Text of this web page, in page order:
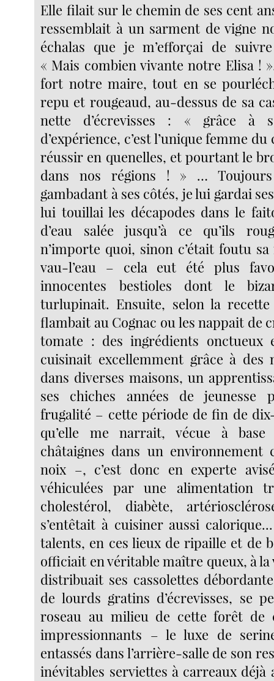
Elle filait sur le chemin de ses cent
ressemblait à un sarment de vigne
échalas que je m’efforçai de
« Mais combien vivante notre Elisa !
fort notre maire, tout en se
repu et rougeaud, au-dessus de sa
nette d’écrevisses : « grâce à
d’expérience, c’est l’unique femme
réussir en quenelles, et pourtant le
dans nos régions ! » …
gambadant à ses côtés, je lui gardai
lui touillai les décapodes dans le
d’eau salée jusqu’à ce qu’ils
n’importe quoi, sinon c’était foutu
vau-l’eau – cela eut été plus
innocentes bestioles dont le
turlupinait. Ensuite, selon la
flambait au Cognac ou les nappait de
tomate : des ingrédients onctueux
cuisinait excellemment grâce à des
dans diverses maisons, un
ses chiches années de jeunesse
frugalité – cette période de fin de
qu’elle me narrait, vécue à
châtaignes dans un environnement
noix –, c’est donc en experte
véhiculées par une alimentation
cholestérol, diabète,
s’entêtait à cuisiner aussi
talents, en ces lieux de ripaille et de
officiait en véritable maître queux, à la
distribuait ses cassolettes
de lourds gratins d’écrevisses, se
roseau au milieu de cette forêt de
impressionnants – le luxe de
entassés dans l’arrière-salle de son
inévitables serviettes à carreaux déjà